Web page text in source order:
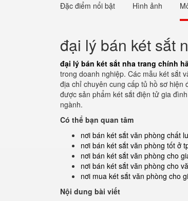
Đặc điểm nổi bật Hình ảnh
đại lý bán két sắt
đại lý bán két sắt nha trang chính
trong doanh nghiệp. Các mẫu két sắt
địa chỉ chuyên cung cấp tủ hồ sơ
được sản phẩm két sắt điện tử gia
ngành.
Có thể bạn quan tâm
nơi bán két sắt văn phòng chất
nơi bán két sắt văn phòng tốt ở
nơi bán két sắt văn phòng cho
nơi bán két sắt văn phòng cho
nơi mua két sắt văn phòng cho
Nội dung bài viết